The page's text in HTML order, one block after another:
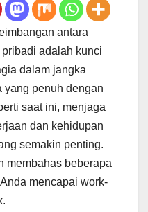
antara
adalah kunci
dalam jangka
yang penuh dengan
saat ini, menjaga
dan kehidupan
semakin penting.
membahas beberapa
mencapai work-